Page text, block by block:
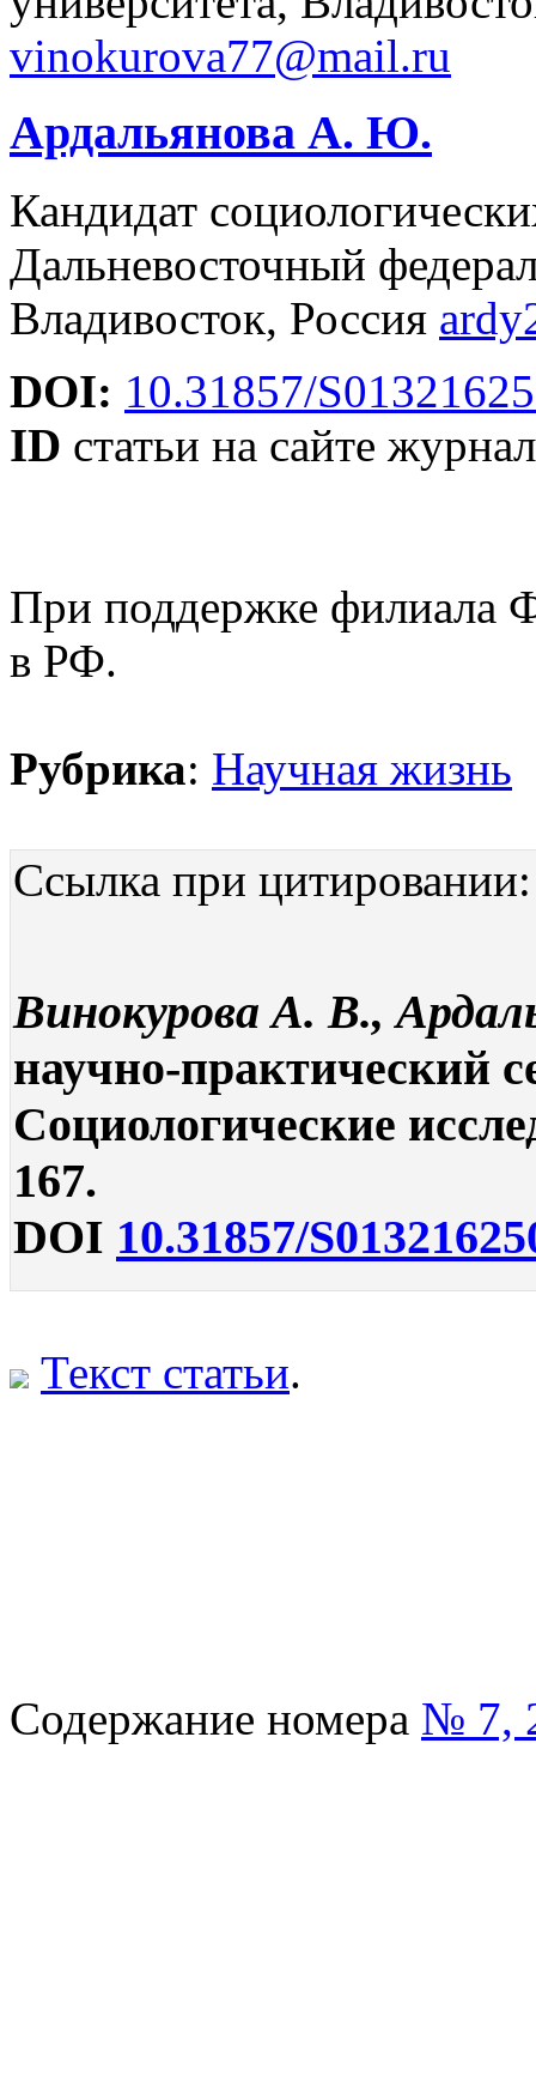
vinokurova77@mail.ru
Ардальянова А. Ю.
Кандидат
Дальневосточный
Владивосток, Россия
DOI: 10.31857/
ID статьи на сайте
При поддержке филиала
в РФ.
Рубрика: Научная жизнь
Ссылка при цитировании:
Винокурова А. В.,
научно-практический
Социологические
167.
DOI 10.31857/
Текст статьи.
Содержание номера № 7,